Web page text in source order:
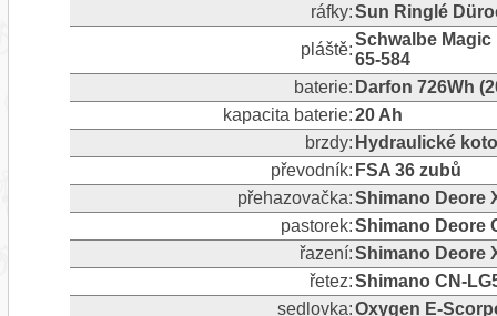
ráfky:Sun Ringlé
pláště:
Schwalbe
65-584
baterie: Darfon 726Wh
kapacita baterie:20 Ah
brzdy: Hydraulické
převodník: FSA 36 zubů
přehazovačka:Shimano Deore
pastorek:Shimano Deore
řazení:Shimano Deore
řetez:Shimano
sedlovka:Oxygen E-